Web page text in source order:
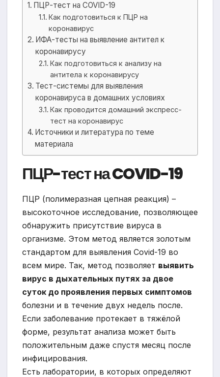
ПЦР-тест на COVID-19
Как подготовиться к ПЦР на
коронавирус
ИФА-тесты на выявление антител к
коронавирусу
Как подготовиться к анализу на
антитела к коронавирусу
Тест-системы для выявления
коронавируса в домашних условиях
Как проводится домашний экспресс-
тест на коронавирус
Источники и литература по теме
материала
ПЦР-тест на COVID-19
ПЦР (полимеразная цепная реакция) –
высокоточное исследование, позволяющее
обнаружить присутствие вируса в
организме. Этом метод является золотым
стандартом для выявления Covid-19 во
всем мире. Так, метод позволяет выявить
вирус в дыхательных путях за двое
суток до проявления первых симптомов
болезни и в течение двух недель после.
Если заболевание протекает в тяжёлой
форме, результат анализа может быть
положительным даже спустя месяц после
инфицирования.
Есть лаборатории, в которых определяют